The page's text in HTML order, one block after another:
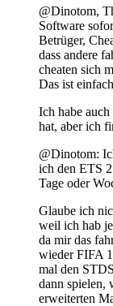
@Dinotom,
Software
Betrüger,
dass andere
cheaten sich
Das ist
Ich habe
hat, aber ich
@Dinotom:
ich den ETS
Tage oder
Glaube ich
weil ich hab
da mir das
wieder FIFA
mal den
dann spielen,
erweiterten